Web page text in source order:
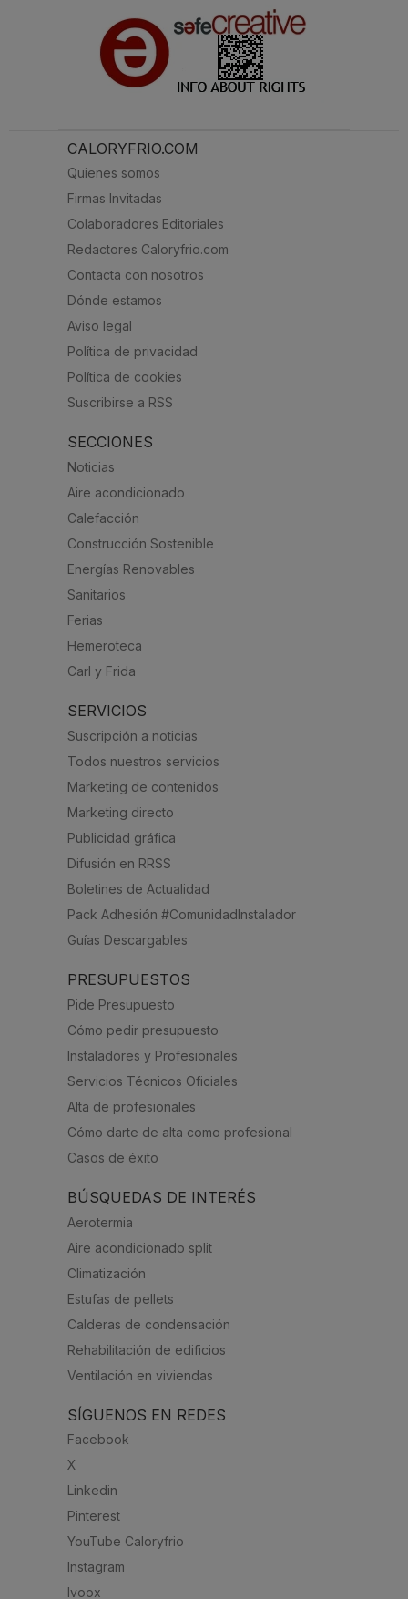
CALORYFRIO.COM
Quienes somos
Firmas Invitadas
Colaboradores Editoriales
Redactores Caloryfrio.com
Contacta con nosotros
Dónde estamos
Aviso legal
Política de privacidad
Política de cookies
Suscribirse a RSS
SECCIONES
Noticias
Aire acondicionado
Calefacción
Construcción Sostenible
Energías Renovables
Sanitarios
Ferias
Hemeroteca
Carl y Frida
SERVICIOS
Suscripción a noticias
Todos nuestros servicios
Marketing de contenidos
Marketing directo
Publicidad gráfica
Difusión en RRSS
Boletines de Actualidad
Pack Adhesión #ComunidadInstalador
Guías Descargables
PRESUPUESTOS
Pide Presupuesto
Cómo pedir presupuesto
Instaladores y Profesionales
Servicios Técnicos Oficiales
Alta de profesionales
Cómo darte de alta como profesional
Casos de éxito
BÚSQUEDAS DE INTERÉS
Aerotermia
Aire acondicionado split
Climatización
Estufas de pellets
Calderas de condensación
Rehabilitación de edificios
Ventilación en viviendas
SÍGUENOS EN REDES
Facebook
X
Linkedin
Pinterest
YouTube Caloryfrio
Instagram
Ivoox